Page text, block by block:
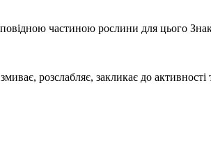
частиною рослини для цього
розслабляє, закликає до